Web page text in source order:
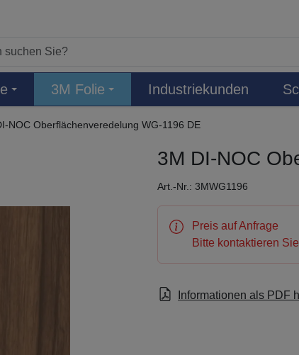
3M Folie Industriekunden
NOC Oberflächenveredelung WG-1196 DE
3M DI-NOC
Art.-Nr.: 3MWG1196
Preis auf Anfrage
Bitte kontaktieren
Informationen als PDF